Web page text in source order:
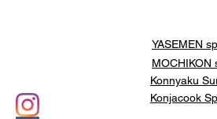
YASEMEN
​MOCHIKON
Konnyaku
Konjacook